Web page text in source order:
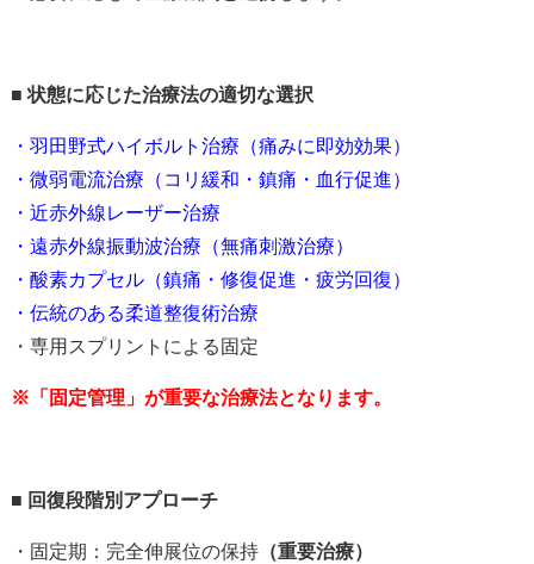
■状態に応じた治療法の適切な選択
・羽田野式ハイボルト治療（痛みに即効効果）
・微弱電流治療（コリ緩和・鎮痛・血行促進）
・近赤外線レーザー治療
・遠赤外線振動波治療（無痛刺激治療）
・酸素カプセル（鎮痛・修復促進・疲労回復）
・伝統のある柔道整復術治療
・専用スプリントによる固定
※「固定管理」が重要な治療法となります。
■ 回復段階別アプローチ
・固定期：完全伸展位の保持（重要治療）